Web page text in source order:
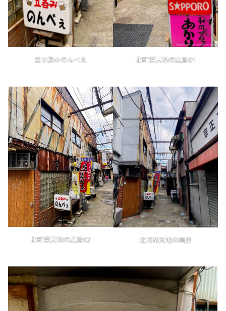
立ち飲みのんべえ 北町楽天地の風景04
北町楽天地の風景02 北町楽天地の風景